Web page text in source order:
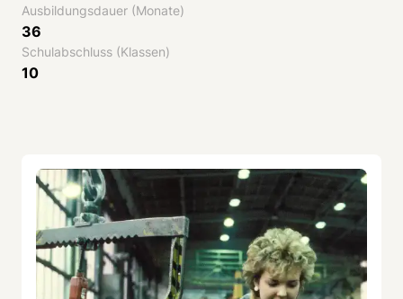
Ausbildungsdauer (Monate)
36
Schulabschluss (Klassen)
10